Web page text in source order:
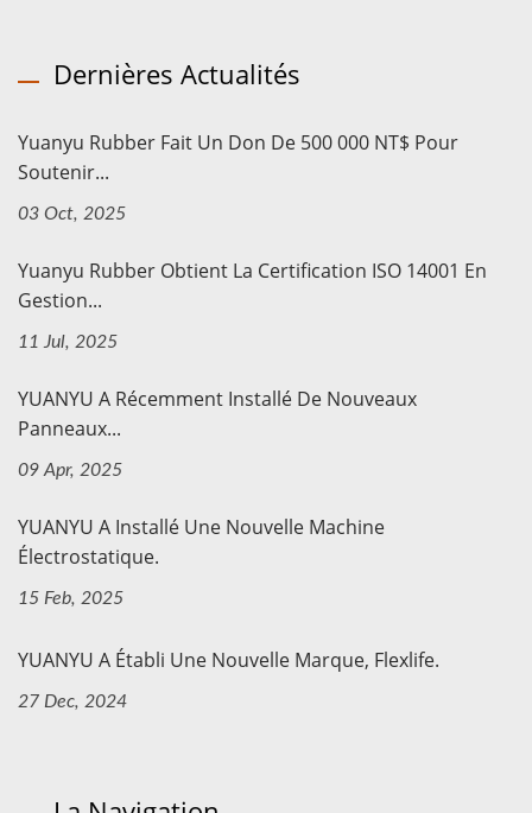
Dernières Actualités
Yuanyu Rubber Fait Un Don De 500 000 NT$ Pour
Soutenir...
03 Oct, 2025
Yuanyu Rubber Obtient La Certification ISO 14001 En
Gestion...
11 Jul, 2025
YUANYU A Récemment Installé De Nouveaux
Panneaux...
09 Apr, 2025
YUANYU A Installé Une Nouvelle Machine
Électrostatique.
15 Feb, 2025
YUANYU A Établi Une Nouvelle Marque, Flexlife.
27 Dec, 2024